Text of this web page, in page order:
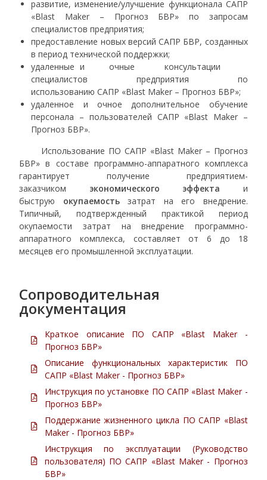
развитие, изменение/улучшение функционала САПР
«Blast Maker – Прогноз БВР» по запросам
специалистов предприятия;
предоставление новых версий САПР БВР, созданных
в период технической поддержки;
удаленные и очные консультации
специалистов предприятия по
использованию САПР «Blast Maker – Прогноз БВР»;
удаленное и очное дополнительное обучение
персонала – пользователей САПР «Blast Maker –
Прогноз БВР».
Использование ПО САПР «Blast Maker – Прогноз
БВР» в составе программно-аппаратного комплекса
гарантирует получение предприятием-
заказчиком экономического эффекта и
быструю окупаемостьзатрат на его внедрение.
Типичный, подтвержденный практикой период
окупаемости затрат на внедрение программно-
аппаратного комплекса, составляет от 6 до 18
месяцев его промышленной эксплуатации.
Сопроводительная
документация
Краткое описание ПО САПР «Blast Maker -
Прогноз БВР»
Описание функциональных характеристик ПО
САПР «Blast Maker - Прогноз БВР»
Инструкция по установке ПО САПР «Blast Maker -
Прогноз БВР»
Поддержание жизненного цикла ПО САПР «Blast
Maker - Прогноз БВР»
Инструкция по эксплуатации (Руководство
пользователя) ПО САПР «Blast Maker - Прогноз
БВР»